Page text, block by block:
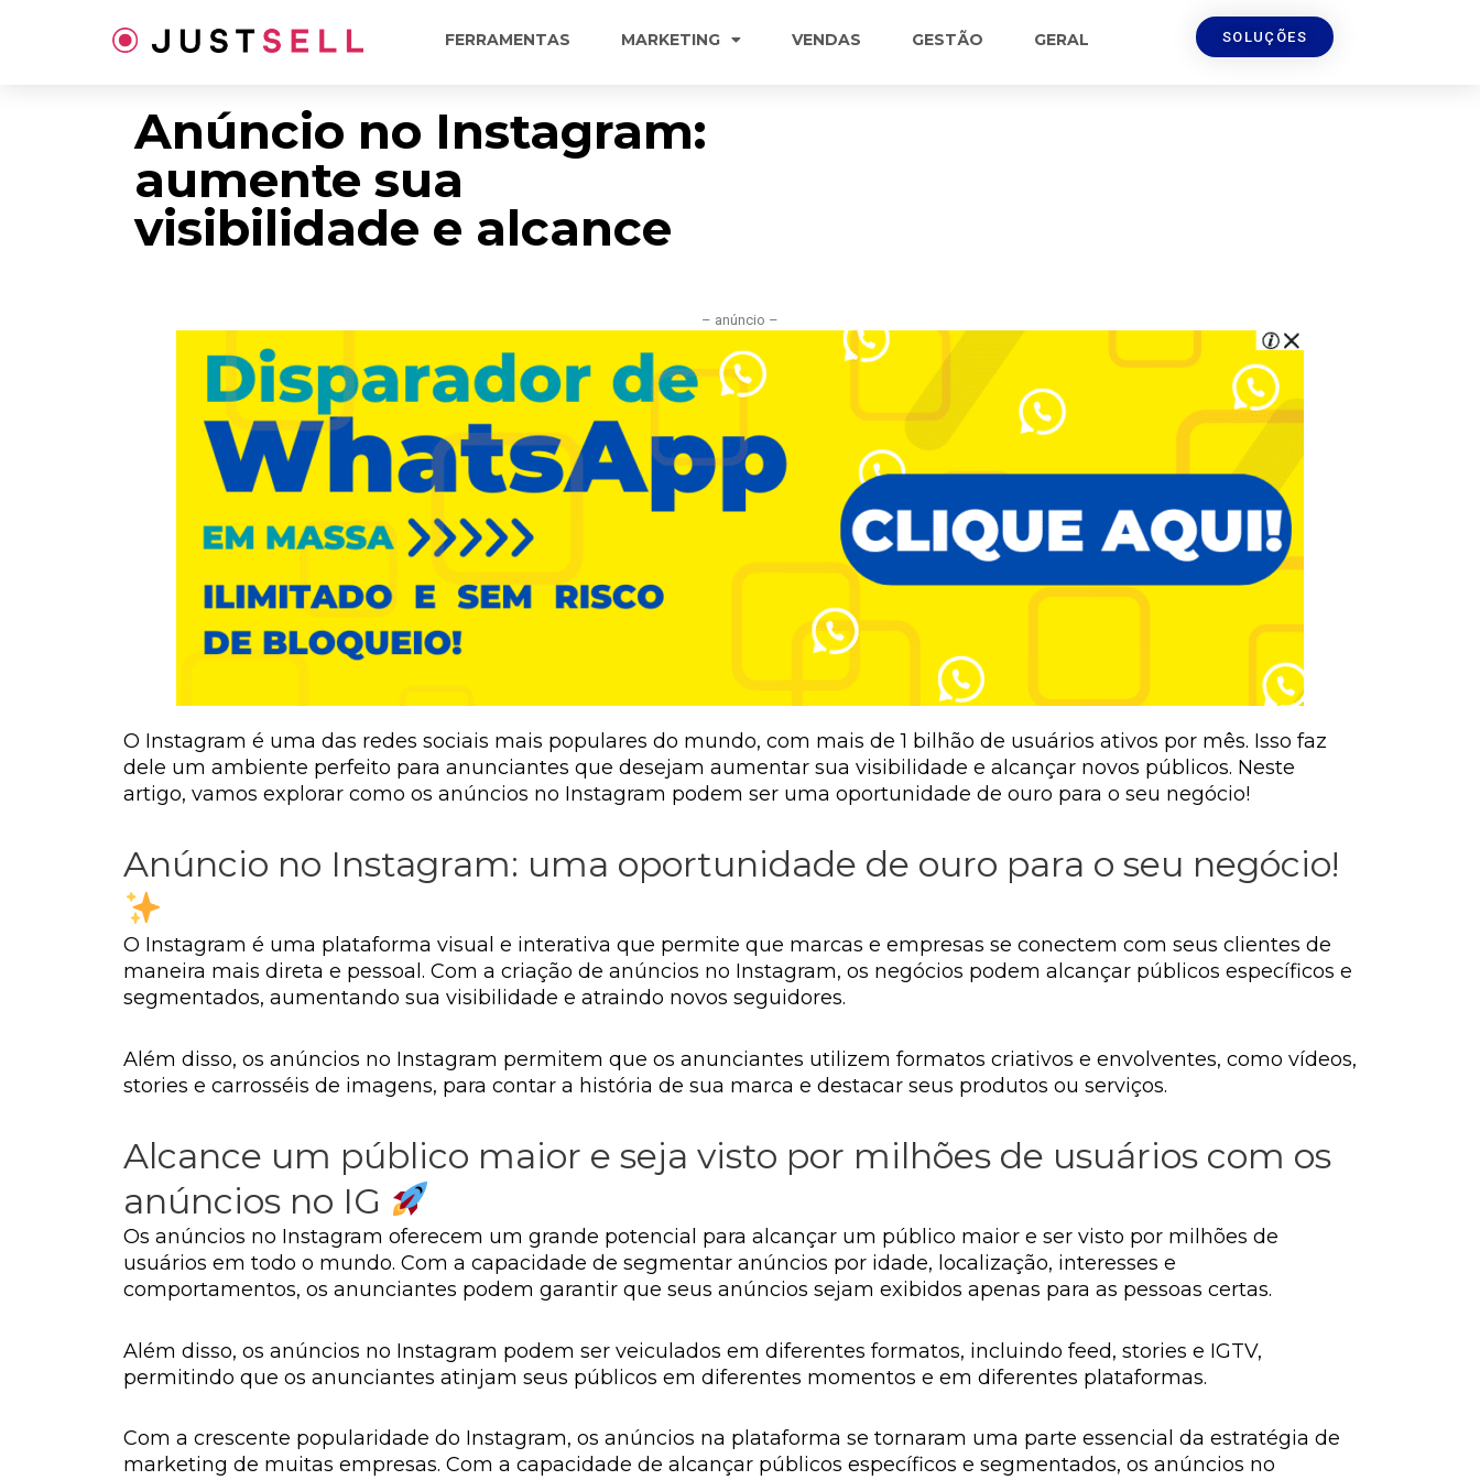
FERRAMENTAS MARKETING VENDAS GESTÃO GERAL SOLUÇÕES
Anúncio no Instagram:
aumente sua
visibilidade e alcance
– anúncio –
O Instagram é uma das redes sociais mais populares do mundo, com mais de 1 bilhão de usuários ativos por mês. Isso faz
dele um ambiente perfeito para anunciantes que desejam aumentar sua visibilidade e alcançar novos públicos. Neste
artigo, vamos explorar como os anúncios no Instagram podem ser uma oportunidade de ouro para o seu negócio!
Anúncio no Instagram: uma oportunidade de ouro para o seu negócio!
O Instagram é uma plataforma visual e interativa que permite que marcas e empresas se conectem com seus clientes de
maneira mais direta e pessoal. Com a criação de anúncios no Instagram, os negócios podem alcançar públicos específicos e
segmentados, aumentando sua visibilidade e atraindo novos seguidores.
Além disso, os anúncios no Instagram permitem que os anunciantes utilizem formatos criativos e envolventes, como vídeos,
stories e carrosséis de imagens, para contar a história de sua marca e destacar seus produtos ou serviços.
Alcance um público maior e seja visto por milhões de usuários com os
anúncios no IG
Os anúncios no Instagram oferecem um grande potencial para alcançar um público maior e ser visto por milhões de
usuários em todo o mundo. Com a capacidade de segmentar anúncios por idade, localização, interesses e
comportamentos, os anunciantes podem garantir que seus anúncios sejam exibidos apenas para as pessoas certas.
Além disso, os anúncios no Instagram podem ser veiculados em diferentes formatos, incluindo feed, stories e IGTV,
permitindo que os anunciantes atinjam seus públicos em diferentes momentos e em diferentes plataformas.
Com a crescente popularidade do Instagram, os anúncios na plataforma se tornaram uma parte essencial da estratégia de
marketing de muitas empresas. Com a capacidade de alcançar públicos específicos e segmentados, os anúncios no